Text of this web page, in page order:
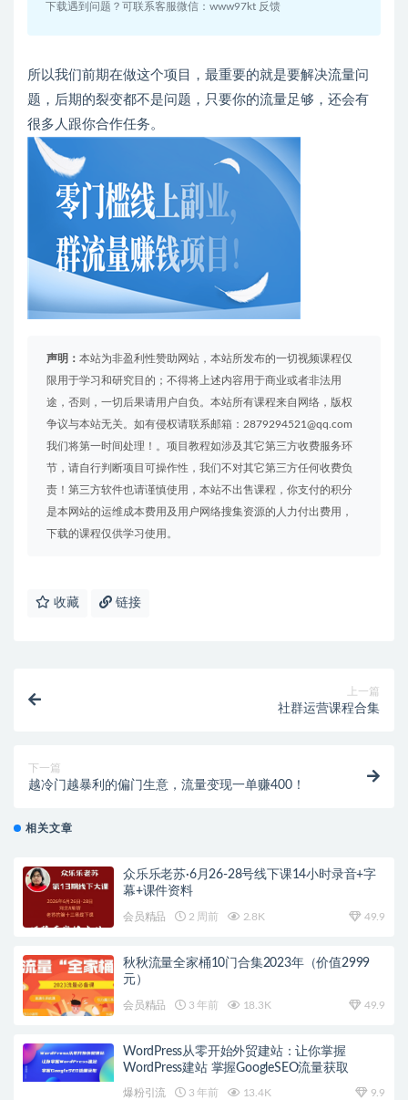
下载遇到问题？可联系客服微信：www97kt 反馈
所以我们前期在做这个项目，最重要的就是要解决流量问
题，后期的裂变都不是问题，只要你的流量足够，还会有
很多人跟你合作任务。
声明： 本站为非盈利性赞助网站，本站所发布的一切视频课程仅
限用于学习和研究目的；不得将上述内容用于商业或者非法用
途，否则，一切后果请用户自负。本站所有课程来自网络，版权
争议与本站无关。如有侵权请联系邮箱：2879294521@qq.com
我们将第一时间处理！。项目教程如涉及其它第三方收费服务环
节，请自行判断项目可操作性，我们不对其它第三方任何收费负
责！第三方软件也请谨慎使用，本站不出售课程，你支付的积分
是本网站的运维成本费用及用户网络搜集资源的人力付出费用，
下载的课程仅供学习使用。
收藏 链接
上一篇
社群运营课程合集
下一篇
越冷门越暴利的偏门生意，流量变现一单赚400！
相关文章
众乐乐老苏·6月26-28号线下课14小时录音+字
幕+课件资料
会员精品 2 周前 2.8K 49.9
秋秋流量全家桶10门合集2023年（价值2999
元）
会员精品 3 年前 18.3K 49.9
WordPress从零开始外贸建站：让你掌握
WordPress建站 掌握GoogleSEO流量获取
爆粉引流 3 年前 13.4K 9.9